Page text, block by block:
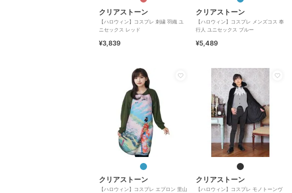
クリアストーン
【ハロウィン】コスプレ 刺繍 羽織 ユ
ニセックス レッド
¥3,839
クリアストーン
【ハロウィン】コスプレ メンズコス 奉
行人 ユニセックス ブルー
¥5,489
クリアストーン
【ハロウィン】コスプレ エプロン 里山
クリアストーン
【ハロウィン】コスプレ モノトーンヴ